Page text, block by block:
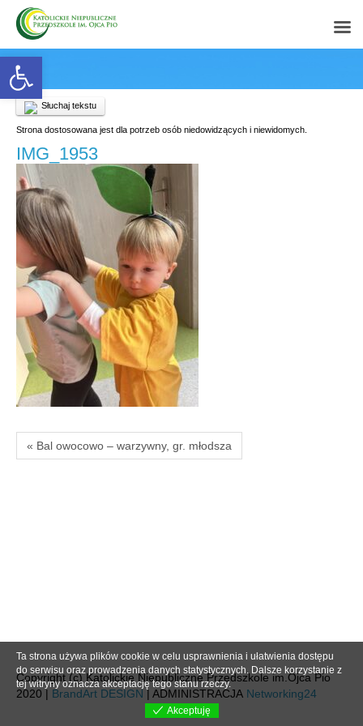
Open toolbar
Słuchaj tekstu
Strona dostosowana jest dla potrzeb osób niedowidzących i niewidomych.
IMG_1953
« Bal owocowo – warzywny, gr. młodsza
Copyright (c) Katolickie Niepubliczne Przedszkole im.Ojca Pio
2020 | BrandArt DESIGN | ADMINISTRACJA Networking24
Ta strona używa plików cookie w celu usprawnienia i ułatwienia dostępu
do serwisu oraz prowadzenia danych statystycznych. Dalsze korzystanie z
tej witryny oznacza akceptację tego stanu rzeczy.
Akceptuję